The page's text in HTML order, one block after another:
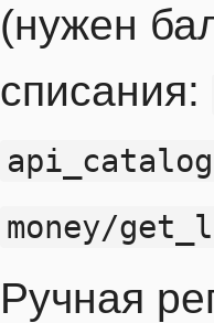
(нужен
списания:
api_catalog
money/
Ручная